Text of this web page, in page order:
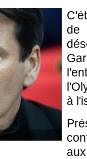
de
à